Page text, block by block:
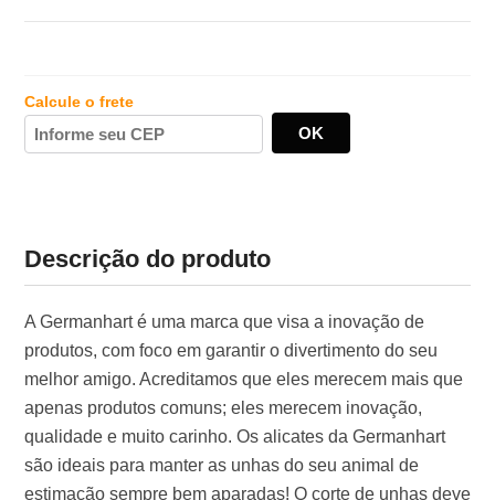
Calcule o frete
Descrição do produto
A Germanhart é uma marca que visa a inovação de
produtos, com foco em garantir o divertimento do seu
melhor amigo. Acreditamos que eles merecem mais que
apenas produtos comuns; eles merecem inovação,
qualidade e muito carinho. Os alicates da Germanhart
são ideais para manter as unhas do seu animal de
estimação sempre bem aparadas! O corte de unhas deve